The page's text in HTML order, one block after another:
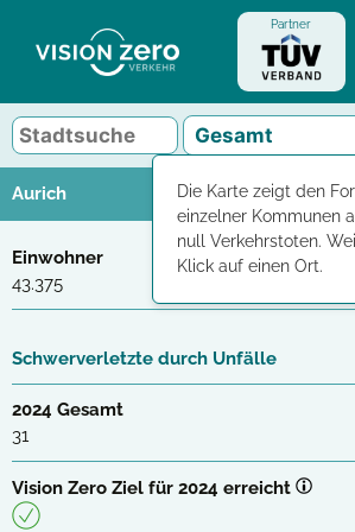
springen
Partner
Aurich
Einwohner
43.375
Schwerverletzte durch Unfälle
2024 Gesamt
31
Vision Zero Ziel für 2024 erreicht
Die Karte zeigt den
einzelner Kommunen
null Verkehrstoten.
Klick auf einen Ort.